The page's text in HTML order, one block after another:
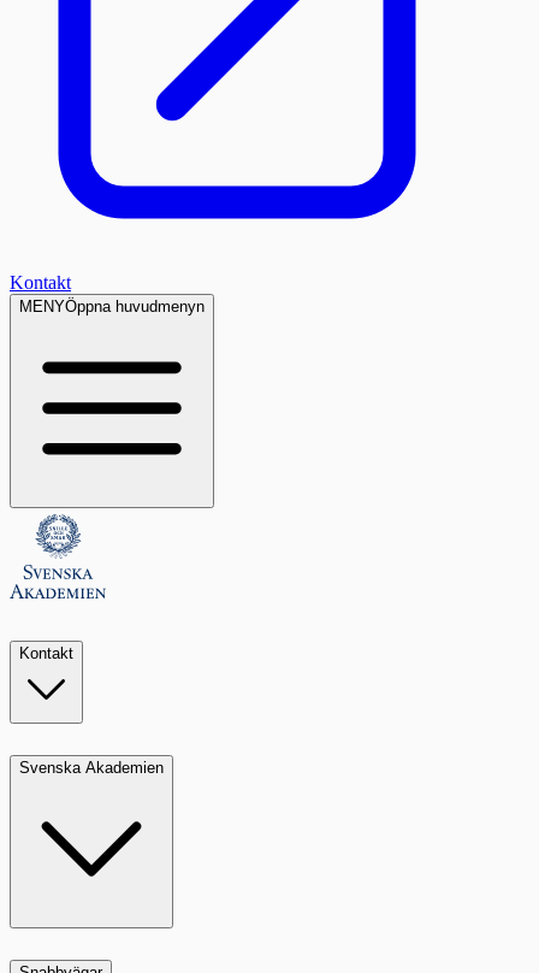
Kontakt
MENYÖppna huvudmenyn
Kontakt
Svenska Akademien